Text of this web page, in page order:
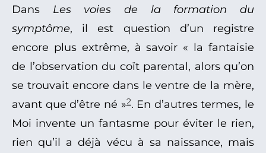
Dans Les voies de la formation du
symptôme, il est question d’un registre
encore plus extrême, à savoir « la fantaisie
de l’observation du coït parental, alors qu’on
se trouvait encore dans le ventre de la mère,
avant que d’être né »2. En d’autres termes, le
Moi invente un fantasme pour éviter le rien,
rien qu’il a déjà vécu à sa naissance, mais